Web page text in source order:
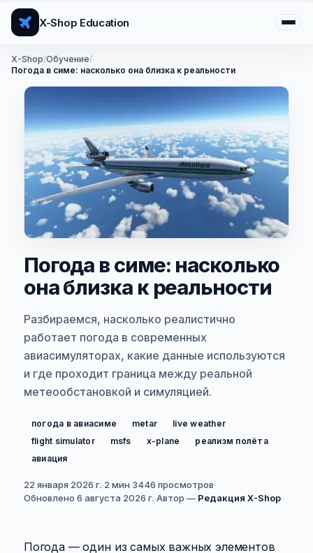
X-Shop Education
X-Shop/Обучение/
Погода в симе: насколько она близка к реальности
Погода в симе: насколько
она близка к реальности
Разбираемся, насколько реалистично
работает погода в современных
авиасимуляторах, какие данные используются
и где проходит граница между реальной
метеообстановкой и симуляцией.
погода в авиасиме metar
live weather
flight simulator
msfs x-plane
реализм полёта
авиация
22 января 2026 г.·2 мин·3446 просмотров·
Обновлено 6 августа 2026 г.·Автор — Редакция X-Shop
Погода — один из самых важных элементов